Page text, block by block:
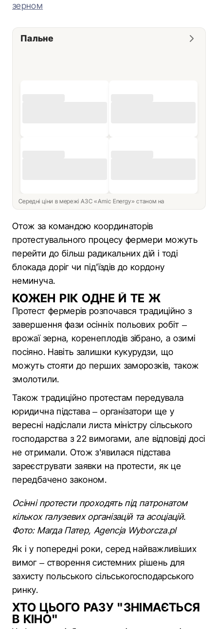
зерном
Пальне
Середні ціни в мережі АЗС «Amic Energy» станом на
Отож за командою координаторів
протестувального процесу фермери можуть
перейти до більш радикальних дій і тоді
блокада доріг чи під'їздів до кордону
неминуча.
КОЖЕН РІК ОДНЕ Й ТЕ Ж
Протест фермерів розпочався традиційно з
завершення фази осінніх польових робіт –
врожаї зерна, коренеплодів зібрано, а озимі
посіяно. Навіть залишки кукурудзи, що
можуть стояти до перших заморозків, також
змолотили.
Також традиційно протестам передувала
юридична підстава – організатори ще у
вересні надіслали листа міністру сільського
господарства з 22 вимогами, але відповіді досі
не отримали. Отож з'явилася підстава
зареєструвати заявки на протести, як це
передбачено законом.
Осінні протести проходять під патронатом
кількох галузевих організацій та асоціацій.
Фото: Магда Патер, Agencja Wyborcza.pl
Як і у попередні роки, серед найважливіших
вимог – створення системних рішень для
захисту польського сільськогосподарського
ринку.
ХТО ЦЬОГО РАЗУ "ЗНІМАЄТЬСЯ
В КІНО"